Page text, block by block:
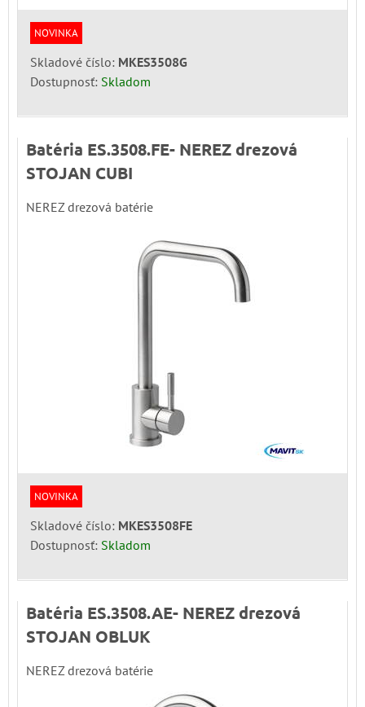
NOVINKA
Skladové číslo: MKES3508G
Dostupnosť: Skladom
Batéria ES.3508.FE- NEREZ drezová
STOJAN CUBI
NEREZ drezová batérie
NOVINKA
Skladové číslo: MKES3508FE
Dostupnosť: Skladom
Batéria ES.3508.AE- NEREZ drezová
STOJAN OBLUK
NEREZ drezová batérie